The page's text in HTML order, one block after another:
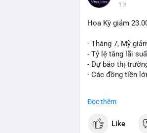
1 h
Hoa Kỳ giảm
- Tháng 7, Mỹ
- Tỷ lệ tăng lãi
- Dự báo thị
- Các đồng tiền
Đọc thêm
Like